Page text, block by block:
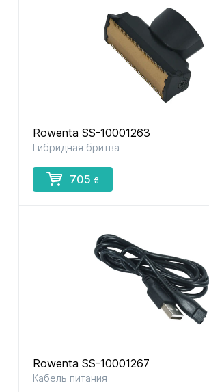
Rowenta SS-10001263
Гибридная бритва
705 ₴
Rowenta SS-10001267
Кабель питания